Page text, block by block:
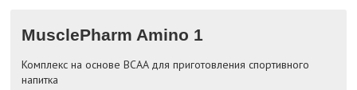
MusclePharm Amino 1
Комплекс на основе BCAA для приготовления спортивного
напитка